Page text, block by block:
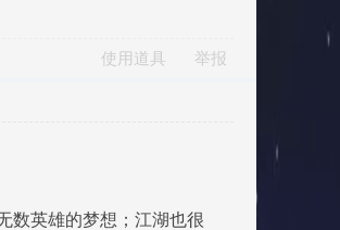
使用道具 举报
数英雄的梦想；江湖也很